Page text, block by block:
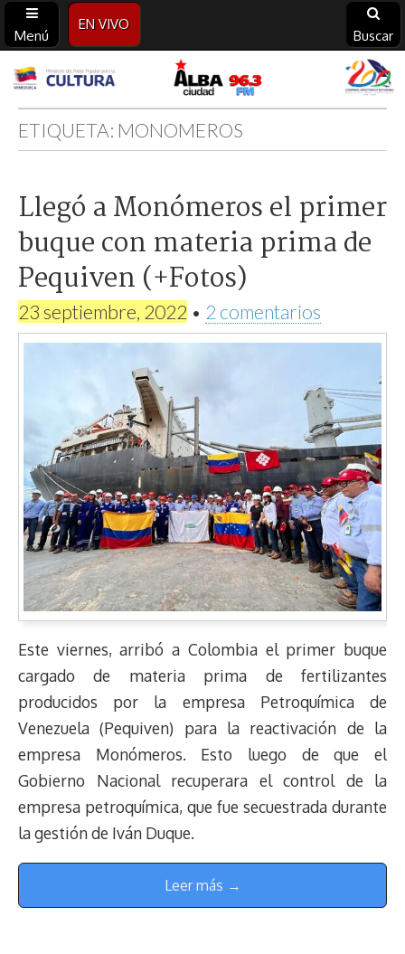
Menú
EN VIVO
Buscar
Alba
Ciudad
96.3
FM
ETIQUETA: MONOMEROS
Llegó a Monómeros el primer
buque con materia prima de
Pequiven (+Fotos)
23 septiembre, 2022 • 2 comentarios
Este viernes, arribó a Colombia el primer buque
cargado de materia prima de fertilizantes
producidos por la empresa Petroquímica de
Venezuela (Pequiven) para la reactivación de la
empresa Monómeros. Esto luego de que el
Gobierno Nacional recuperara el control de la
empresa petroquímica, que fue secuestrada durante
la gestión de Iván Duque.
Leer más →